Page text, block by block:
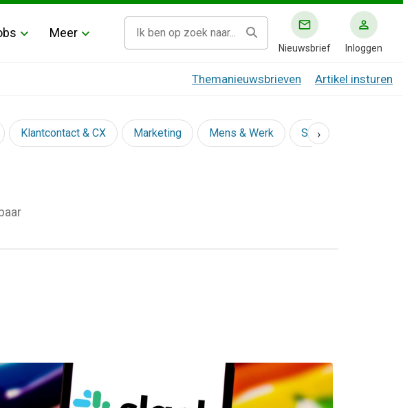
Meer
Nieuwsbrief Inloggen
Themanieuwsbrieven Artikel insturen
Klantcontact & CX Marketing Mens & Werk Social
›